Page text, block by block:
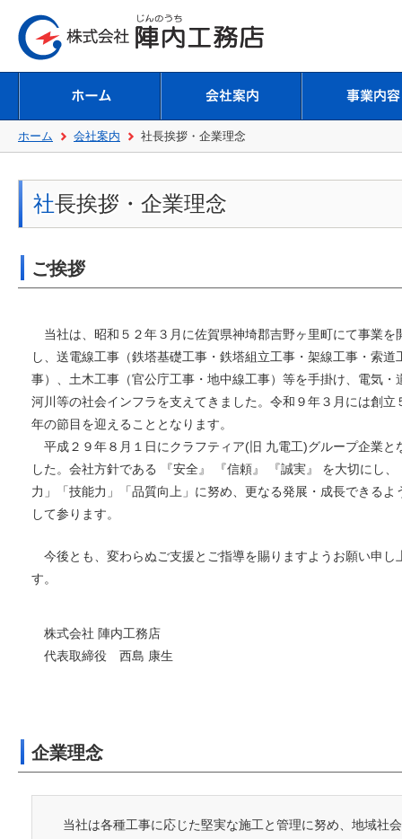
ホーム 会社案内 社長挨拶・企業理念
社長挨拶・企業理念
ご挨拶
当社は、昭和５２年３月に佐賀県神埼郡吉野ヶ里町にて事業を
し、送電線工事（鉄塔基礎工事・鉄塔組立工事・架線工事・索道
事）、土木工事（官公庁工事・地中線工事）等を手掛け、電気・
河川等の社会インフラを支えてきました。令和９年３月には創立
年の節目を迎えることとなります。
平成２９年８月１日にクラフティア(旧 九電工)グループ企業と
した。会社方針である 『安全』 『信頼』 『誠実』 を大切にし、
力」「技能力」「品質向上」に努め、更なる発展・成長できるよ
して参ります。
今後とも、変わらぬご支援とご指導を賜りますようお願い申し
す。
株式会社 陣内工務店
代表取締役 西島 康生
企業理念
当社は各種工事に応じた堅実な施工と管理に努め、地域社